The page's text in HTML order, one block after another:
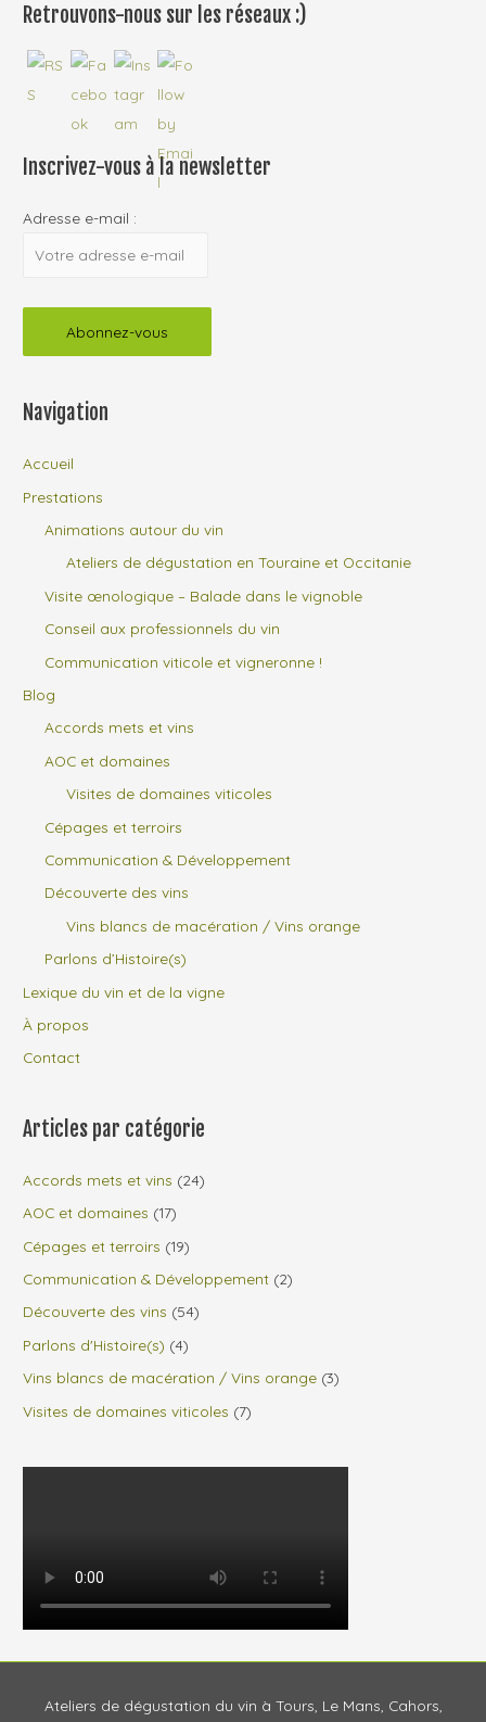
Retrouvons-nous sur les réseaux :)
Inscrivez-vous à la newsletter
Adresse e-mail :
Navigation
Accueil
Prestations
Animations autour du vin
Ateliers de dégustation en Touraine et Occitanie
Visite œnologique – Balade dans le vignoble
Conseil aux professionnels du vin
Communication viticole et vigneronne !
Blog
Accords mets et vins
AOC et domaines
Visites de domaines viticoles
Cépages et terroirs
Communication & Développement
Découverte des vins
Vins blancs de macération / Vins orange
Parlons d’Histoire(s)
Lexique du vin et de la vigne
À propos
Contact
Articles par catégorie
Accords mets et vins (24)
AOC et domaines (17)
Cépages et terroirs (19)
Communication & Développement (2)
Découverte des vins (54)
Parlons d'Histoire(s) (4)
Vins blancs de macération / Vins orange (3)
Visites de domaines viticoles (7)
Ateliers de dégustation du vin à Tours, Le Mans, Cahors,